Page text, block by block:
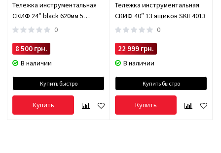
Тележка инструментальная
СКИФ 24″ black 620мм 5
ящиков SKIF245B
0
8 500 грн.
В наличии
Купить быстро
Купить
Тележка инструментальная
СКИФ 40″ 13 ящиков SKIF4013
0
22 999 грн.
В наличии
Купить быстро
Купить